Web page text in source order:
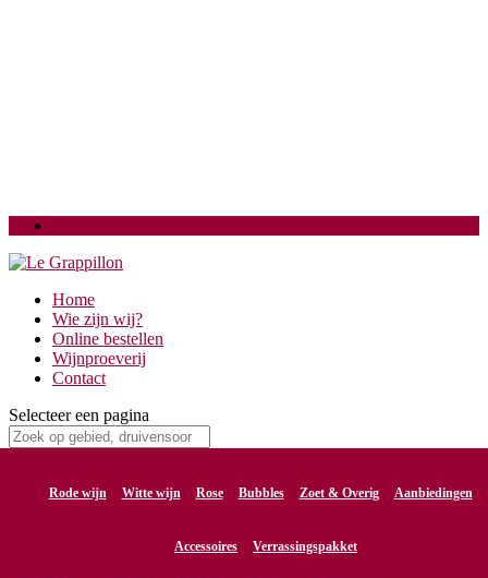
Home
Wie zijn wij?
Online bestellen
Wijnproeverij
Contact
Selecteer een pagina
Rode wijn Witte wijn Rose Bubbles Zoet & Overig Aanbiedingen
Accessoires Verrassingspakket
Links